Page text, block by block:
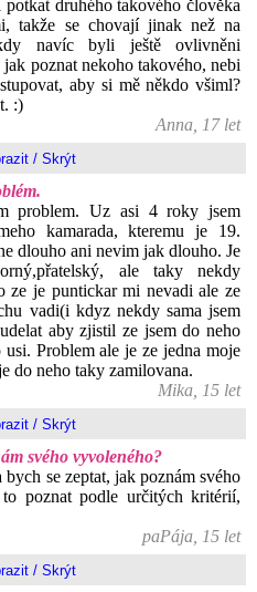
potkat druhého takového člověka
takže se chovají jinak než na
navíc byli ještě ovlivněni
jak poznat nekoho takového, nebi
aby si mě někdo všiml?
:)
Anna, 17 let
problem. Uz asi 4 roky jsem
kamarada, kteremu je 19.
dlouho ani nevim jak dlouho. Je
ale taky nekdy
ze je puntickar mi nevadi ale ze
vadi(i kdyz nekdy sama jsem
aby zjistil ze jsem do neho
usi. Problem ale je ze jedna moje
do neho taky zamilovana.
Mika, 15 let
svého vyvoleného?
se zeptat, jak poznám svého
poznat podle určitých kritérií,
paPája, 15 let